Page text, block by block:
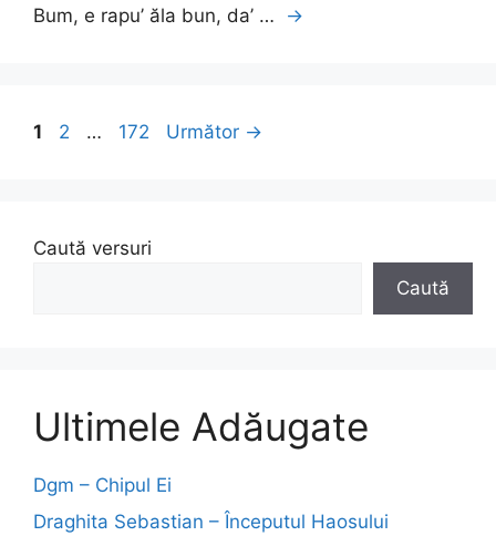
Bum, e rapu’ ăla bun, da’ …
→
Pagina
1 Pagina
2 … Pagina
172 Următor →
Caută versuri
Caută
Ultimele Adăugate
Dgm – Chipul Ei
Draghita Sebastian – Începutul Haosului